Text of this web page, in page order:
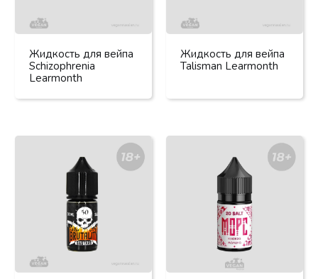
Жидкость для вейпа
Schizophrenia
Learmonth
Жидкость для вейпа
Talisman Learmonth